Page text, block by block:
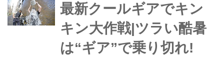
の違い、ライダーが注意すべきポイン
トなど、新たな交通ルールの概要を警
察庁の発表をもとに解説する。
最新クールギアでキン
キン大作戦|ツラい酷暑
は“ギア”で乗り切れ!